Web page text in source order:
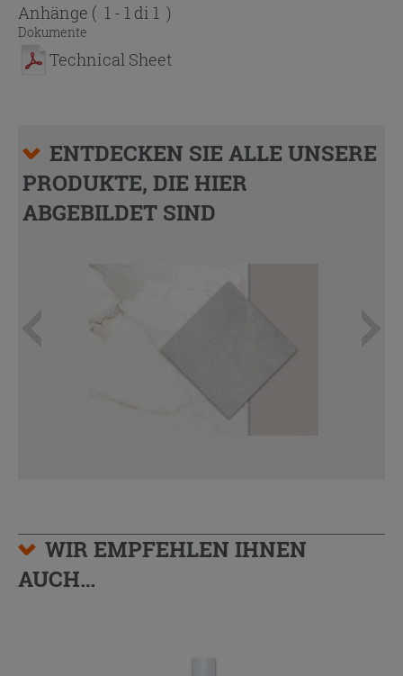
Anhänge ( 1 - 1 di 1 )
Dokumente
Technical Sheet
ENTDECKEN SIE ALLE UNSERE
PRODUKTE, DIE HIER
ABGEBILDET SIND
WIR EMPFEHLEN IHNEN
AUCH…